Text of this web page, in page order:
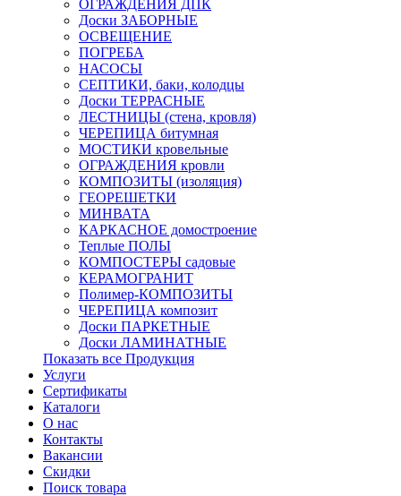
ОГРАЖДЕНИЯ ДПК
Доски ЗАБОРНЫЕ
ОСВЕЩЕНИЕ
ПОГРЕБА
НАСОСЫ
СЕПТИКИ, баки, колодцы
Доски ТЕРРАСНЫЕ
ЛЕСТНИЦЫ (стена, кровля)
ЧЕРЕПИЦА битумная
МОСТИКИ кровельные
ОГРАЖДЕНИЯ кровли
КОМПОЗИТЫ (изоляция)
ГЕОРЕШЕТКИ
МИНВАТА
КАРКАСНОЕ домостроение
Теплые ПОЛЫ
КОМПОСТЕРЫ садовые
КЕРАМОГРАНИТ
Полимер-КОМПОЗИТЫ
ЧЕРЕПИЦА композит
Доски ПАРКЕТНЫЕ
Доски ЛАМИНАТНЫЕ
Показать все Продукция
Услуги
Сертификаты
Каталоги
О нас
Контакты
Вакансии
Скидки
Поиск товара